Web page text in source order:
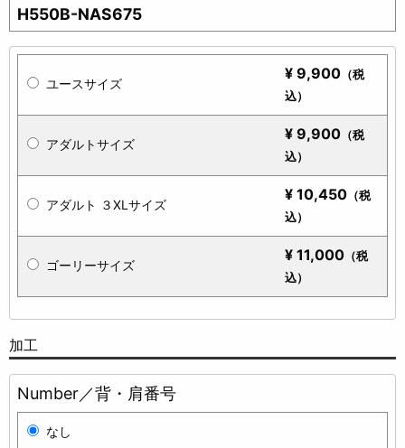
H550B-NAS675
ユースサイズ
¥ 9,900 （税
込）
アダルトサイズ
¥ 9,900 （税
込）
アダルト ３XLサイズ
¥ 10,450 （税
込）
ゴーリーサイズ
¥ 11,000 （税
込）
加工
Number／背・肩番号
なし